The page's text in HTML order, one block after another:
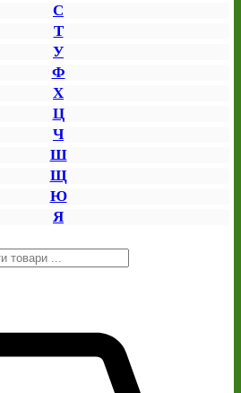
С
Т
У
Ф
Х
Ц
Ч
Ш
Щ
Ю
Я